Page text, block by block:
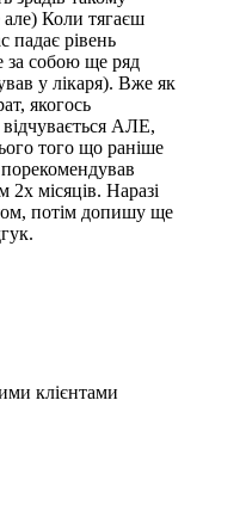
але) Коли тягаєш
падає рівень
за собою ще ряд
у лікаря). Вже як
якогось
АЛЕ,
того що раніше
місяців. Наразі
потім допишу ще
клієнтами